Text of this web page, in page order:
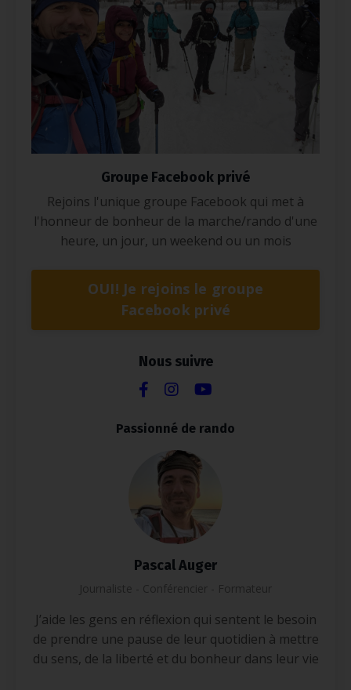
Groupe Facebook privé
Rejoins l'unique groupe Facebook qui met à
l'honneur de bonheur de la marche/rando d'une
heure, un jour, un weekend ou un mois
OUI! Je rejoins le groupe
Facebook privé
Nous suivre
Passionné de rando
Pascal Auger
Journaliste - Conférencier - Formateur
J’aide les gens en réflexion qui sentent le besoin
de prendre une pause de leur quotidien à mettre
du sens, de la liberté et du bonheur dans leur vie